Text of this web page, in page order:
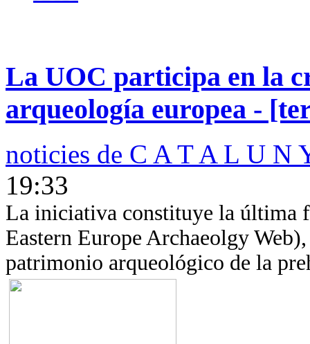
La UOC participa en la
arqueología europea -
noticies de C A T A L U N
19:33
La iniciativa constituye la última
Eastern Europe Archaeolgy
patrimonio arqueológico de la